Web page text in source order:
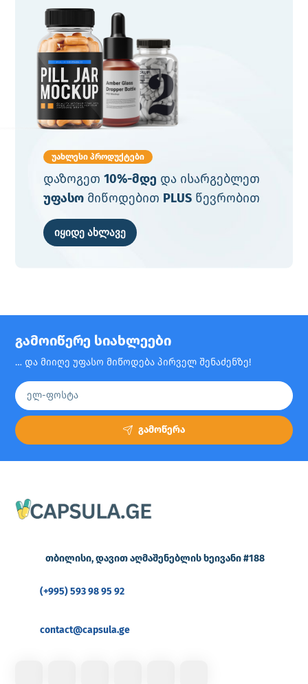
უახლესი პროდუქტები
დაზოგეთ 10%-მდე და ისარგებლეთ
უფასომიწოდებით PLUSწევრობით
იყიდე ახლავე
გამოიწერე სიახლეები
… და მიიღე უფასო მიწოდება პირველ შენაძენზე!
გამოწერა
თბილისი, დავით აღმაშენებლის ხეივანი #188
(+995) 593 98 95 92
contact@capsula.ge